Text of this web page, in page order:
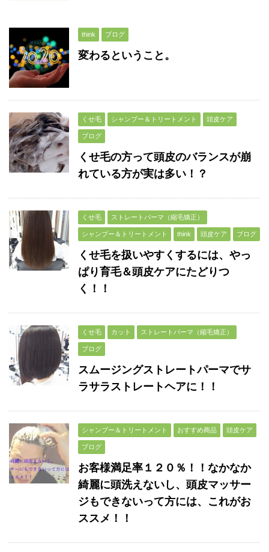
think ブログ
変わるということ。
くせ毛 シャンプー＆トリートメント 頭皮ケア
ブログ
くせ毛の方って頭皮のバランスが崩
れている方が実は多い！？
くせ毛 ストレートパーマ（縮毛矯正）
シャンプー＆トリートメント think 頭皮ケア ブログ
くせ毛を扱いやすくするには、やっ
ぱり育毛＆頭皮ケアにたどりつ
く！！
くせ毛 カット ストレートパーマ（縮毛矯正）
ブログ
スムージングストレートパーマでサ
ラサラストレートヘアに！！
シャンプー＆トリートメント おすすめ商品 頭皮ケア
ブログ
お客様満足率１２０％！！なかなか
綺麗に頭洗えないし、頭皮マッサー
ジもできないって方には、これがお
ススメ！！